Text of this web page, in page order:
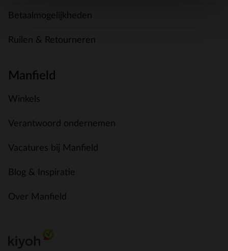
Betaalmogelijkheden
Ruilen & Retourneren
Manfield
Winkels
Verantwoord ondernemen
Vacatures bij Manfield
Blog & Inspiratie
Over Manfield